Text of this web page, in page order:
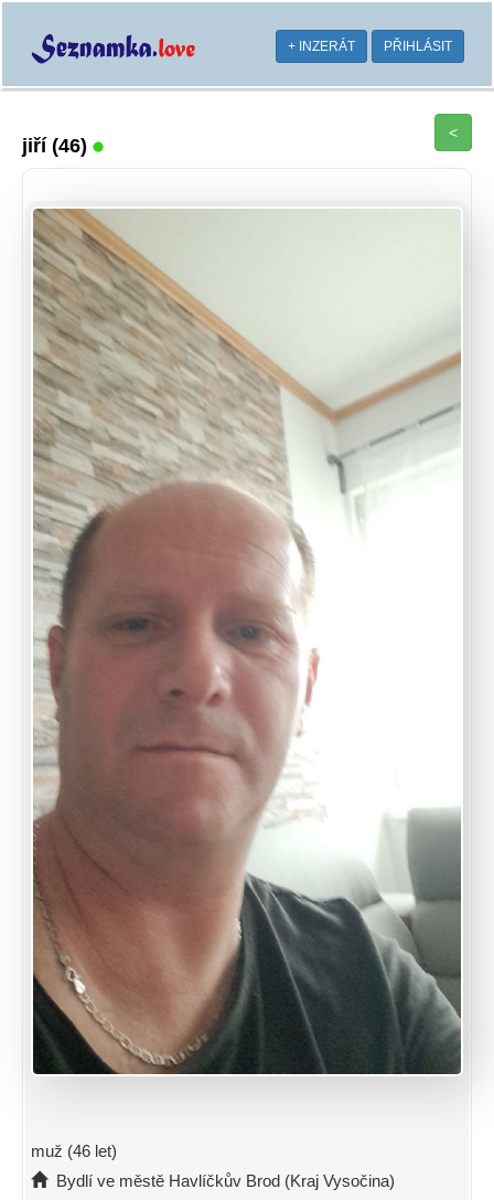
+ INZERÁT PŘIHLÁSIT
jiří (46)
<
muž (46 let)
Bydlí ve městě Havlíčkův Brod (Kraj Vysočina)